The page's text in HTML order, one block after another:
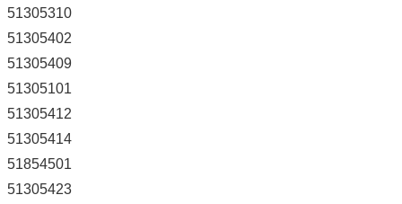
51305310
51305402
51305409
51305101
51305412
51305414
51854501
51305423